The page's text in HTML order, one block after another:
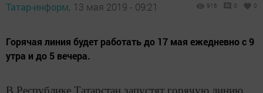
Татар-информ, 13 мая 2019 - 09:21 916 0 0
Горячая линия будет работать до 17 мая ежедневно с 9
утра и до 5 вечера.
В Республике Татарстан запустят горячую линию